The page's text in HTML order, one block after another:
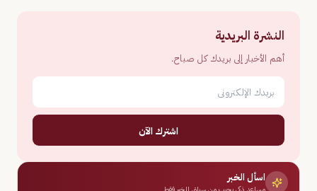
النشرة البريدية
أهم الأخبار إلى بريدك كل صباح.
اشترك الآن
اسأل الخبر
مساعد ذكي يجيب من سياق الخبر فقط